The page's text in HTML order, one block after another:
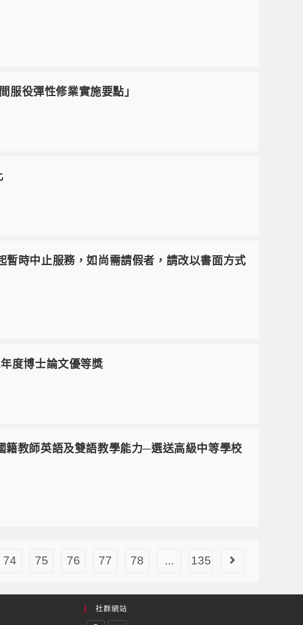
服役彈性修業實施要點」
時中止服務，如尚需請假者，請改以書面方式
度博士論文優等獎
教師英語及雙語教學能力─選送高級中等學校
74 75 76 77 78 ... 135
社群網站